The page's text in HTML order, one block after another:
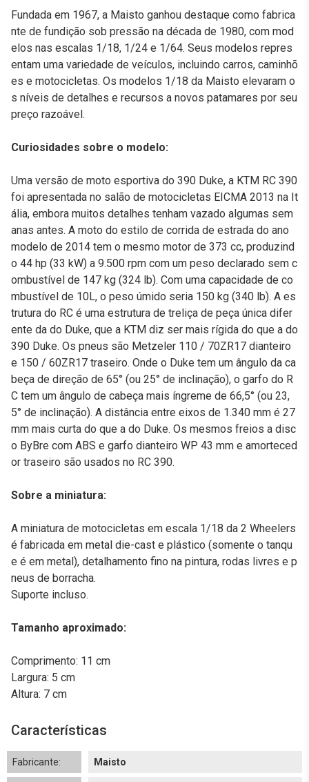
Fundada em 1967, a Maisto ganhou destaque como fabrica
nte de fundição sob pressão na década de 1980, com mod
elos nas escalas 1/18, 1/24 e 1/64. Seus modelos repres
entam uma variedade de veículos, incluindo carros, caminhõ
es e motocicletas. Os modelos 1/18 da Maisto elevaram o
s níveis de detalhes e recursos a novos patamares por seu
preço razoável.
Curiosidades sobre o modelo:
Uma versão de moto esportiva do 390 Duke, a KTM RC 390
foi apresentada no salão de motocicletas EICMA 2013 na It
ália, embora muitos detalhes tenham vazado algumas sem
anas antes. A moto do estilo de corrida de estrada do ano
modelo de 2014 tem o mesmo motor de 373 cc, produzind
o 44 hp (33 kW) a 9.500 rpm com um peso declarado sem c
ombustível de 147 kg (324 lb). Com uma capacidade de co
mbustível de 10L, o peso úmido seria 150 kg (340 lb). A es
trutura do RC é uma estrutura de treliça de peça única difer
ente da do Duke, que a KTM diz ser mais rígida do que a do
390 Duke. Os pneus são Metzeler 110 / 70ZR17 dianteiro
e 150 / 60ZR17 traseiro. Onde o Duke tem um ângulo da ca
beça de direção de 65° (ou 25° de inclinação), o garfo do R
C tem um ângulo de cabeça mais íngreme de 66,5° (ou 23,
5° de inclinação). A distância entre eixos de 1.340 mm é 27
mm mais curta do que a do Duke. Os mesmos freios a disc
o ByBre com ABS e garfo dianteiro WP 43 mm e amorteced
or traseiro são usados no RC 390.
Sobre a miniatura:
A miniatura de motocicletas em escala 1/18 da 2 Wheelers
é fabricada em metal die-cast e plástico (somente o tanqu
e é em metal), detalhamento fino na pintura, rodas livres e p
neus de borracha.
Suporte incluso.
Tamanho aproximado:
Comprimento: 11 cm
Largura: 5 cm
Altura: 7 cm
Características
Fabricante: Maisto